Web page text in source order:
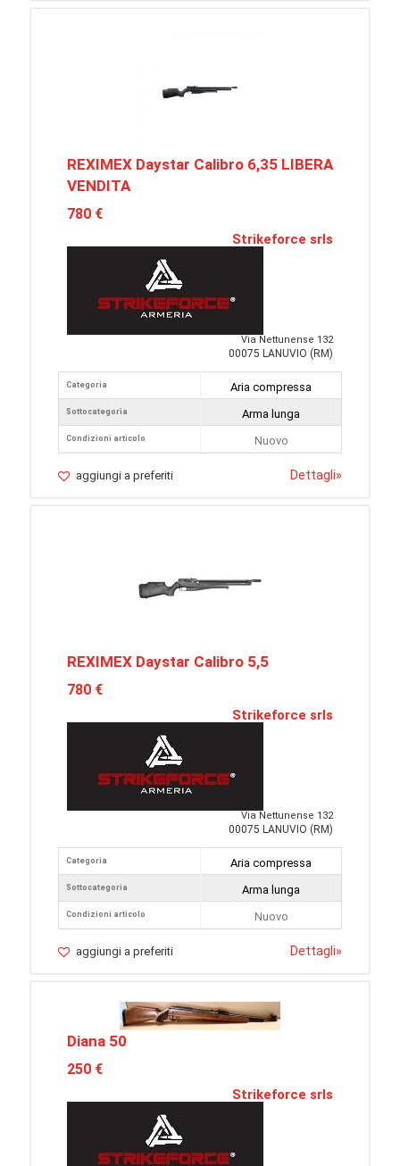
REXIMEX Daystar Calibro 6,35 LIBERA
VENDITA
780 €
Strikeforce srls
Via Nettunense 132
00075 LANUVIO (RM)
Categoria
Sottocategoria
Condizioni articolo
Aria compressa
Arma lunga
Nuovo
aggiungi a preferiti Dettagli»
REXIMEX Daystar Calibro 5,5
780 €
Strikeforce srls
Via Nettunense 132
00075 LANUVIO (RM)
Categoria
Sottocategoria
Condizioni articolo
Aria compressa
Arma lunga
Nuovo
aggiungi a preferiti Dettagli»
Diana 50
250 €
Strikeforce srls